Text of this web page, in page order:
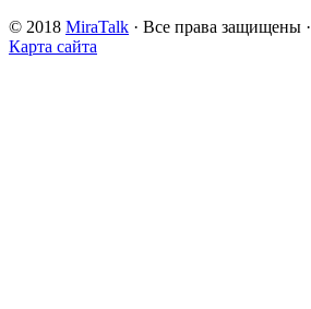
© 2018 MiraTalk · Все права защищены ·
Карта сайта